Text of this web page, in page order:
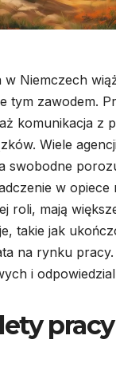
Niemczech
tym zawodem.
komunikacja z
Wiele
swobodne
w
roli, mają
takie jak
na rynku
i